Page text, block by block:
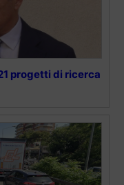
progetti di ricerca